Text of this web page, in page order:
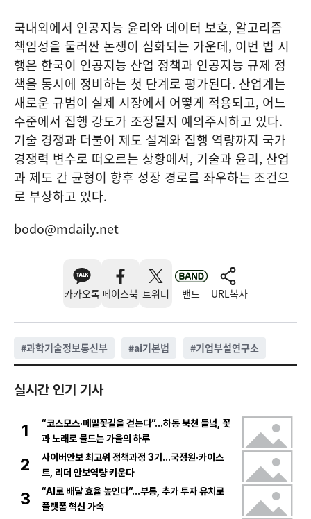
국내외에서 인공지능 윤리와 데이터 보호, 알고리즘
책임성을 둘러싼 논쟁이 심화되는 가운데, 이번 법 시
행은 한국이 인공지능 산업 정책과 인공지능 규제 정
책을 동시에 정비하는 첫 단계로 평가된다. 산업계는
새로운 규범이 실제 시장에서 어떻게 적용되고, 어느
수준에서 집행 강도가 조정될지 예의주시하고 있다.
기술 경쟁과 더불어 제도 설계와 집행 역량까지 국가
경쟁력 변수로 떠오르는 상황에서, 기술과 윤리, 산업
과 제도 간 균형이 향후 성장 경로를 좌우하는 조건으
로 부상하고 있다.
bodo@mdaily.net
카카오톡 페이스북 트위터 밴드 URL복사
#과학기술정보통신부 #ai기본법 #기업부설연구소
실시간 인기 기사
1
“코스모스·메밀꽃길을 걷는다”…하동 북천 들녘, 꽃
과 노래로 물드는 가을의 하루
2
사이버안보 최고위 정책과정 3기…국정원·카이스
트, 리더 안보역량 키운다
3
“AI로 배달 효율 높인다”…부릉, 추가 투자 유치로
플랫폼 혁신 가속